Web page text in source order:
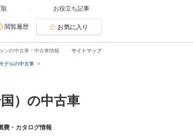
お役立ち記事
閲覧履歴 お気に入り
サイトマップ
ンの中古車・中古車情報
デルの中古車
）の中古車
費・カタログ情報